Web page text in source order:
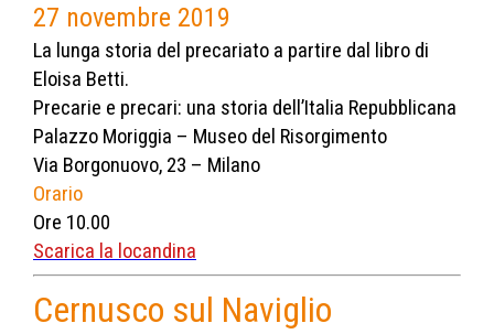
27 novembre 201 9
La lunga storia del precariato a partire dal libro di
Eloisa Betti.
Precarie e precari: una storia dell’Italia Repubblicana
Palazzo Moriggia – Museo del Risorgimento
Via Borgonuovo, 23 – Milano
Orario
Ore 10.00
Scarica la locandina
Cernusco sul Naviglio